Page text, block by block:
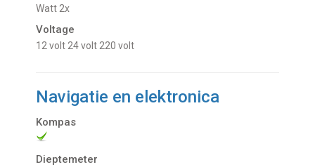
Watt 2x
Voltage
12 volt 24 volt 220 volt
Navigatie en elektronica
Kompas
Dieptemeter